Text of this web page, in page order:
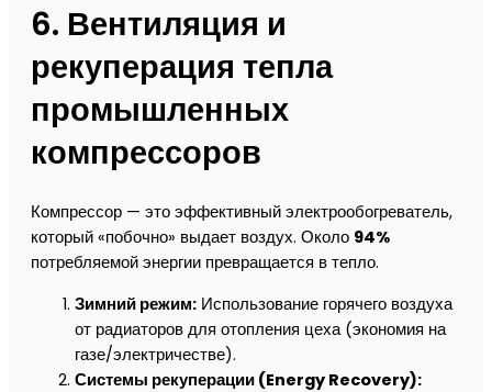
6. Вентиляция и
рекуперация тепла
промышленных
компрессоров
Компрессор — это эффективный электрообогреватель,
который «побочно» выдает воздух. Около 94%
потребляемой энергии превращается в тепло.
Зимний режим: Использование горячего воздуха
от радиаторов для отопления цеха (экономия на
газе/электричестве).
Системы рекуперации (Energy Recovery):